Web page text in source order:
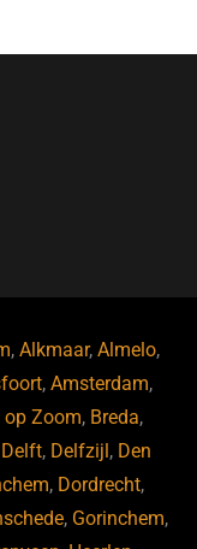
,Alkmaar,Almelo,
,Amsterdam,
op Zoom, Breda,
Delft, Delfzijl, Den
, Dordrecht,
, Gorinchem,